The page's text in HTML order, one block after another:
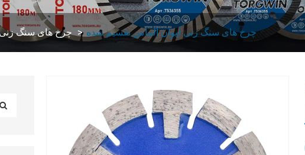
چرخ های سنگ چرخ های سنگ زنی لیوان الماس تقسیم شده